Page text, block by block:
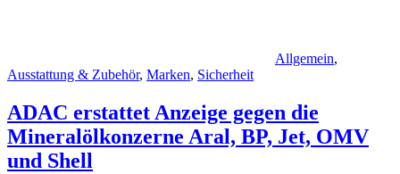
Allgemein,
Ausstattung & Zubehör, Marken, Sicherheit
ADAC erstattet Anzeige gegen die
Mineralölkonzerne Aral, BP, Jet, OMV
und Shell